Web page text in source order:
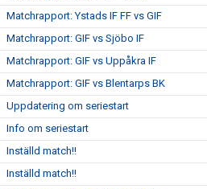
Matchrapport: Ystads IF FF vs GIF
Matchrapport: GIF vs Sjöbo IF
Matchrapport: GIF vs Uppåkra IF
Matchrapport: GIF vs Blentarps BK
Uppdatering om seriestart
Info om seriestart
Inställd match!!
Inställd match!!